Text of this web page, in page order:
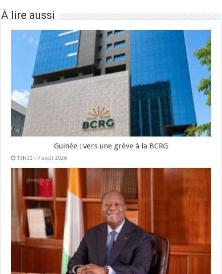
À lire aussi
Guinée : vers une grève à la BCRG
13h00 - 7 août 2026